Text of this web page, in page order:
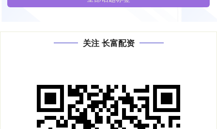
关注 长富配资